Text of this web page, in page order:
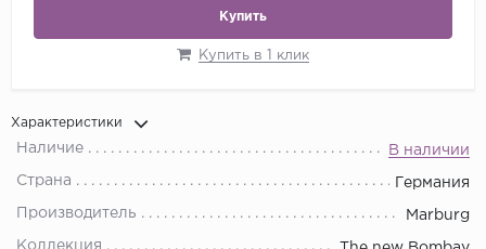
Купить
Купить в 1 клик
Характеристики
Наличие В наличии
Страна Германия
Производитель Marburg
Коллекция